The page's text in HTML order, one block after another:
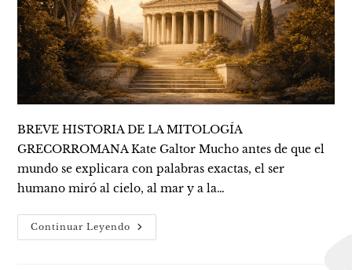
BREVE HISTORIA DE LA MITOLOGÍA
GRECORROMANA Kate Galtor Mucho antes de que el
mundo se explicara con palabras exactas, el ser
humano miró al cielo, al mar y a la…
Continuar Leyendo Historia